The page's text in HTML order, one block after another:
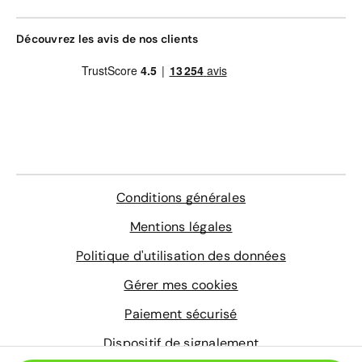
remorquage et véhicule de prêt)
Contrôle technique
Gravage des vitres
Découvrez les avis de nos clients
Conditions générales
Mentions légales
Politique d'utilisation des données
Gérer mes cookies
Paiement sécurisé
Dispositif de signalement